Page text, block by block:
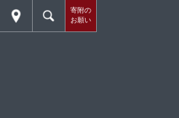
寄附の
お願い